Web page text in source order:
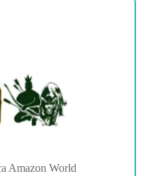
Amazon World